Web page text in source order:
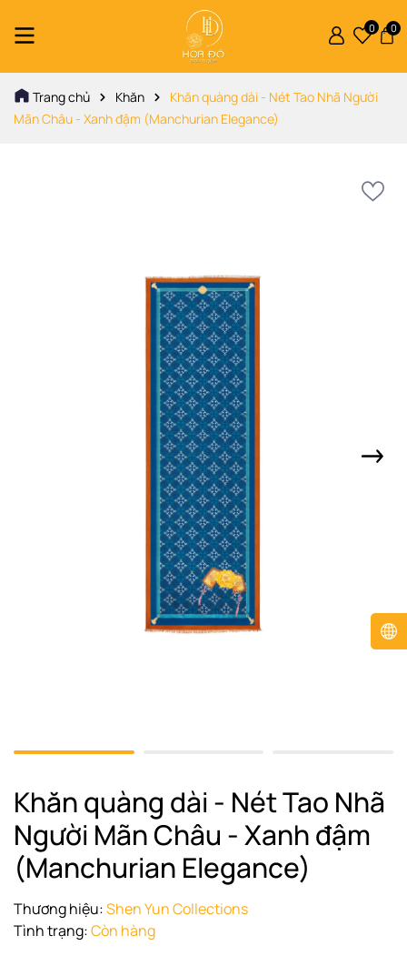
0 0
Trang chủ Khăn
Khăn quàng dài - Nét Tao Nhã Người
Mãn Châu - Xanh đậm (Manchurian Elegance)
Khăn quàng dài - Nét Tao Nhã
Người Mãn Châu - Xanh đậm
(Manchurian Elegance)
Thương hiệu:Shen Yun Collections
Tình trạng:Còn hàng